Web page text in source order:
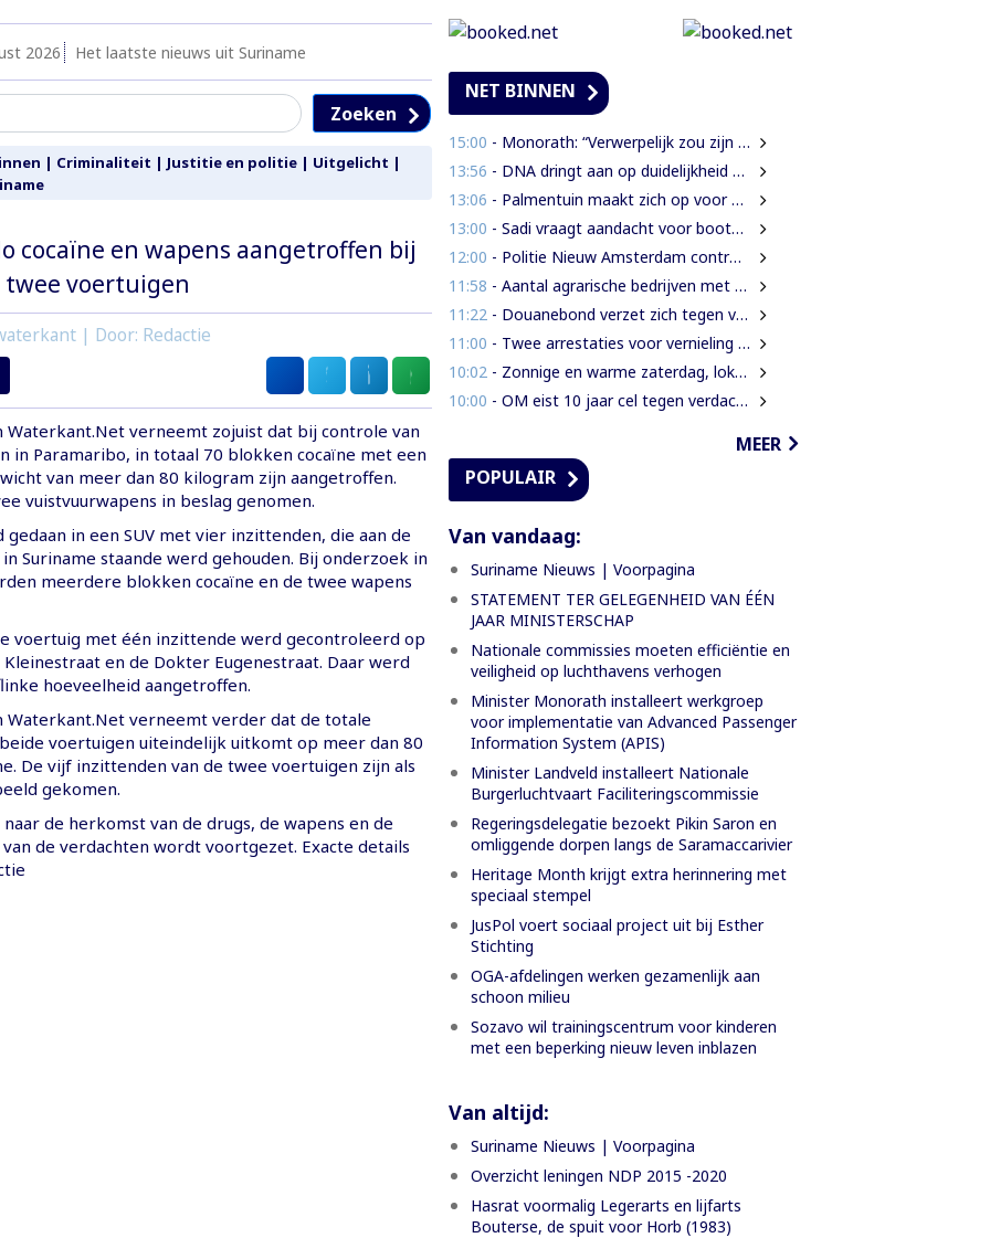
2026 Het laatste nieuws uit Suriname
Zoeken
| Criminaliteit | Justitie en politie| Uitgelicht |
cocaïne en wapens aangetroffen bij
voertuigen
| Door: Redactie
Waterkant.Net verneemt zojuist dat bij controle van
in Paramaribo, in totaal 70 blokken cocaïne met een
van meer dan 80 kilogram zijn aangetroffen.
vuistvuurwapens in beslag genomen.
gedaan in een SUV met vier inzittenden, die aan de
Suriname staande werd gehouden. Bij onderzoek in
meerdere blokken cocaïne en de twee wapens
voertuig met één inzittende werd gecontroleerd op
en de Dokter Eugenestraat. Daar werd
hoeveelheid aangetroffen.
Waterkant.Net verneemt verder dat de totale
voertuigen uiteindelijk uitkomt op meer dan 80
De vijf inzittenden van de twee voertuigen zijn als
gekomen.
de herkomst van de drugs, de wapens en de
de verdachten wordt voortgezet. Exacte details
NET BINNEN
15:00 - Monorath: “Verwerpelijk zou zijn wanneer we de dingen zouden bedekken met de mantel der liefde”
13:56 - DNA dringt aan op duidelijkheid over oorzaak massale vissterfte
13:06 - Palmentuin maakt zich op voor kleurrijke viering Dag der Inheemsen
13:00 - Sadi vraagt aandacht voor boothouders en overbelasting Wijdenboschbrug
12:00 - Politie Nieuw Amsterdam controleert vissersvaartuigen op de rivier
11:58 - Aantal agrarische bedrijven met 41 procent gegroeid
11:22 - Douanebond verzet zich tegen verlies ambtenarenstatus bij wijziging Wet Belastingdienst
11:00 - Twee arrestaties voor vernieling glasvezelkabels Telesur; maskers en kabelknipper gevonden
10:02 - Zonnige en warme zaterdag, lokaal kans op een bui
10:00 - OM eist 10 jaar cel tegen verdachte voor verkrachting, vrijheidsberoving en mishandeling
MEER
POPULAIR
Van vandaag:
Suriname Nieuws | Voorpagina
STATEMENT TER GELEGENHEID VAN ÉÉN
JAAR MINISTERSCHAP
Nationale commissies moeten efficiëntie en
veiligheid op luchthavens verhogen
Minister Monorath installeert werkgroep
voor implementatie van Advanced Passenger
Information System (APIS)
Minister Landveld installeert Nationale
Burgerluchtvaart Faciliteringscommissie
Regeringsdelegatie bezoekt Pikin Saron en
omliggende dorpen langs de Saramaccarivier
Heritage Month krijgt extra herinnering met
speciaal stempel
JusPol voert sociaal project uit bij Esther
Stichting
OGA-afdelingen werken gezamenlijk aan
schoon milieu
Sozavo wil trainingscentrum voor kinderen
met een beperking nieuw leven inblazen
Van altijd:
Suriname Nieuws | Voorpagina
Overzicht leningen NDP 2015 -2020
Hasrat voormalig Legerarts en lijfarts
Bouterse, de spuit voor Horb (1983)